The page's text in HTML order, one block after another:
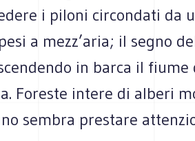
i piloni circondati da
a mezz’aria; il segno
in barca il fiume
Foreste intere di alberi
sembra prestare